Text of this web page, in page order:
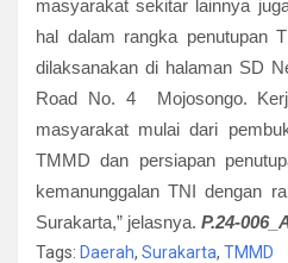
masyarakat sekitar lainnya
hal dalam rangka penutupan
dilaksanakan di halaman SD
Road No. 4 Mojosongo.
masyarakat mulai dari
TMMD dan persiapan
kemanunggalan TNI dengan
Surakarta,” jelasnya. P.24-006_
Tags: Daerah, Surakarta, TMMD